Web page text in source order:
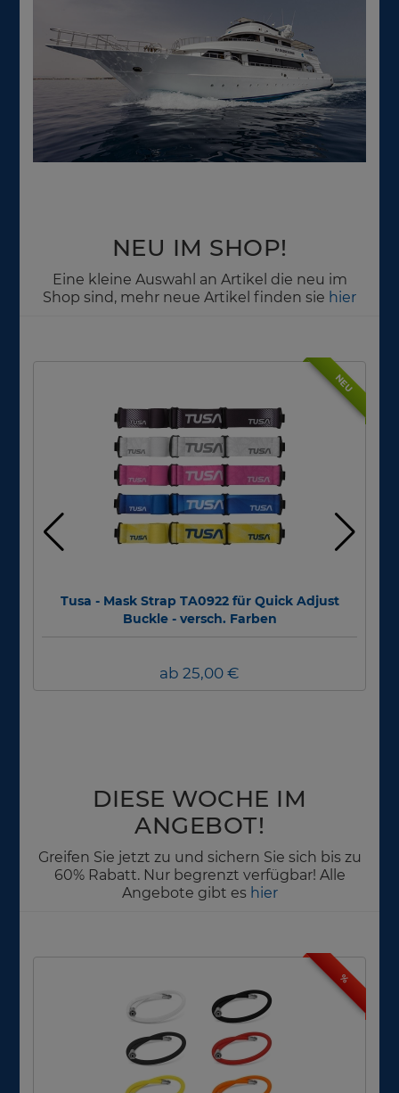
NEU IM SHOP!
Eine kleine Auswahl an Artikel die neu im
Shop sind, mehr neue Artikel finden sie hier
NEU
Tusa - Mask Strap TA0922 für Quick Adjust
Buckle - versch. Farben
ab 25,00 €
DIESE WOCHE IM
ANGEBOT!
Greifen Sie jetzt zu und sichern Sie sich bis zu
60% Rabatt. Nur begrenzt verfügbar! Alle
Angebote gibt es hier
%